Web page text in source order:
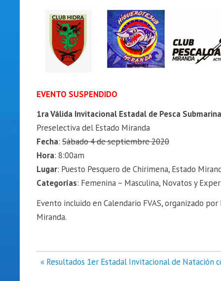
EVENTO SUSPENDIDO
1ra Válida Invitacional Estadal de Pesca
Preselectiva del Estado Miranda
Fecha: Sábado 4 de septiembre 2020
Hora: 8:00am
Lugar: Puesto Pesquero de Chirimena, Estado
Categorías: Femenina – Masculina, Novatos y
Evento incluido en Calendario FVAS, organizado
Miranda.
Navegación
« Resultados 1er Estadal Invitacional de Natación